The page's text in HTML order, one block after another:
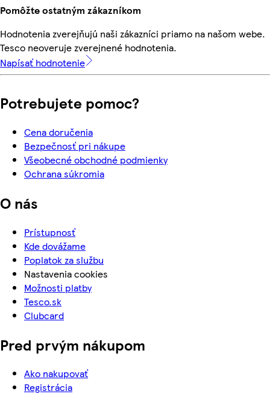
Pomôžte ostatným zákazníkom
Hodnotenia zverejňujú naši zákazníci priamo na našom webe.
Tesco neoveruje zverejnené hodnotenia.
Napísať hodnotenie
Potrebujete pomoc?
Cena doručenia
Bezpečnosť pri nákupe
Všeobecné obchodné podmienky
Ochrana súkromia
O nás
Prístupnosť
Kde dovážame
Poplatok za službu
Nastavenia cookies
Možnosti platby
Tesco.sk
Clubcard
Pred prvým nákupom
Ako nakupovať
Registrácia